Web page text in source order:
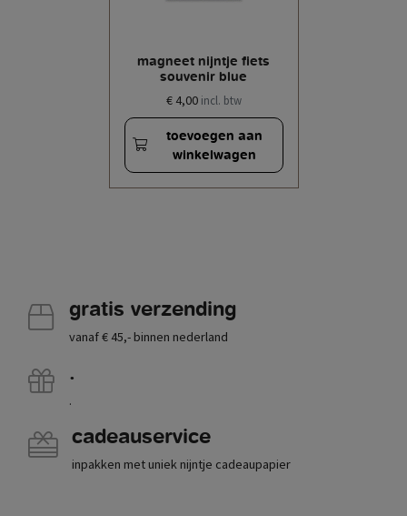
magneet nijntje fiets
souvenir blue
€ 4,00 incl. btw
toevoegen aan
winkelwagen
gratis verzending
vanaf € 45,- binnen nederland
.
.
cadeauservice
inpakken met uniek nijntje cadeaupapier